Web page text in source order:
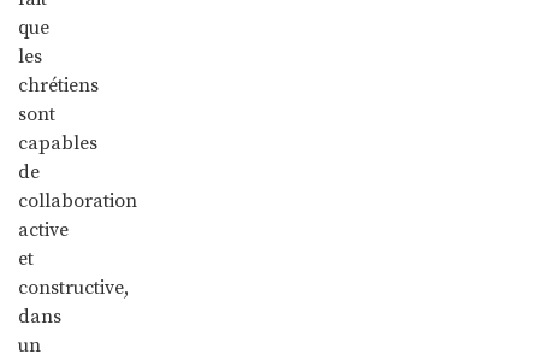
que
les
chrétiens
sont
capables
de
collaboration
active
et
constructive,
dans
un